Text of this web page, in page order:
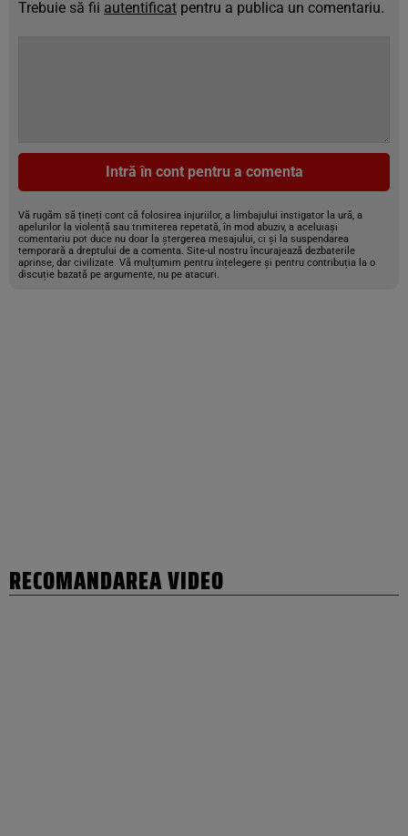
Trebuie să fii autentificat pentru a publica un comentariu.
Intră în cont pentru a comenta
Vă rugăm să țineți cont că folosirea injuriilor, a limbajului instigator la ură, a
apelurilor la violență sau trimiterea repetată, în mod abuziv, a aceluiași
comentariu pot duce nu doar la ștergerea mesajului, ci și la suspendarea
temporară a dreptului de a comenta. Site-ul nostru încurajează dezbaterile
aprinse, dar civilizate. Vă mulțumim pentru înțelegere și pentru contribuția la o
discuție bazată pe argumente, nu pe atacuri.
RECOMANDAREA VIDEO